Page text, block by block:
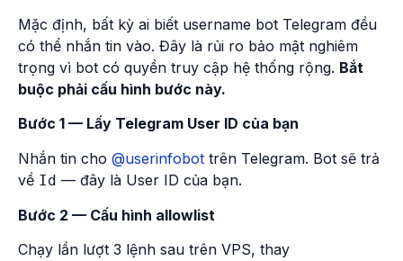
Mặc định, bất kỳ ai biết username bot Telegram đều
có thể nhắn tin vào. Đây là rủi ro bảo mật nghiêm
trọng vì bot có quyền truy cập hệ thống rộng. Bắt
buộc phải cấu hình bước này.
Bước 1 — Lấy Telegram User ID của bạn
Nhắn tin cho @userinfobot trên Telegram. Bot sẽ trả
về Id — đây là User ID của bạn.
Bước 2 — Cấu hình allowlist
Chạy lần lượt 3 lệnh sau trên VPS, thay